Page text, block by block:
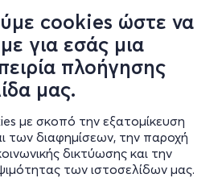
cookies ώστε να
για εσάς μια
πλοήγησης
μας.
με σκοπό την εξατομίκευση
των διαφημίσεων, την παροχή
δικτύωσης και την
των ιστοσελίδων μας.